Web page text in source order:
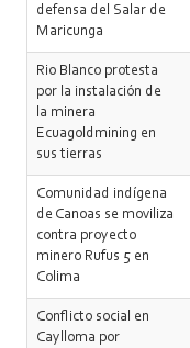
defensa del Salar de
Maricunga
Rio Blanco protesta
por la instalación de
la minera
Ecuagoldmining en
sus tierras
Comunidad indígena
de Canoas se moviliza
contra proyecto
minero Rufus 5 en
Colima
Conflicto social en
Caylloma por